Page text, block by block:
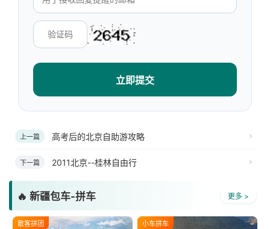
立即提交
上一篇 高考后的北京自助游攻略
下一篇 2011北京--桂林自由行
🔥 新疆包车-拼车 更多 >
散客拼团 小车拼车